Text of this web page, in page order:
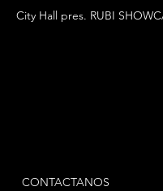
City Hall pres. RUBI
CONTACTANOS